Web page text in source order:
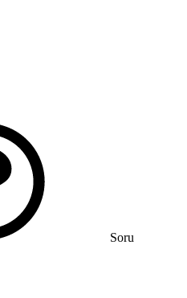
Soru